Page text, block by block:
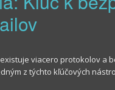
viacero protokolov a
z týchto kľúčových